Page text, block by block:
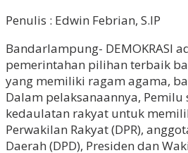
Penulis : Edwin Febrian, S.IP
Bandarlampung- DEMOKRASI
pemerintahan pilihan terbaik
yang memiliki ragam agama,
Dalam pelaksanaannya, Pemilu
kedaulatan rakyat untuk
Perwakilan Rakyat (DPR),
Daerah (DPD), Presiden dan